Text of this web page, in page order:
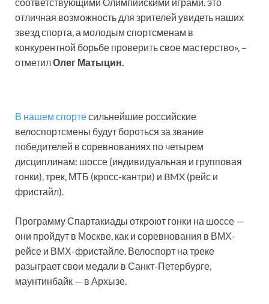
отличная возможность для зрителей увидеть наших
звезд спорта, а молодым спортсменам в
конкурентной борьбе проверить свое мастерство», –
отметилОлег Матыцин.
В нашем спортесильнейшие российские
велоспортсмены будут бороться за звание
победителей в соревнованиях по четырем
дисциплинам: шоссе (индивидуальная и групповая
гонки), трек, МТБ (кросс-кантри) и BMX (рейс и
фристайл).
​​Программу Спартакиады откроют гонки на шоссе —
они пройдут в Москве, как и соревнования в ВМХ-
рейсе и ВМХ-фристайле. Велоспорт на треке
разыграет свои медали в Санкт-Петербурге,
маунтинбайк — в Архызе.